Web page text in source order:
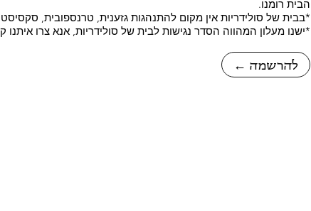
← להרשמה
הבית רומנו.
*בבית של סולידריות אין מקום להתנהגות גזענית, טרנספובית,
*ישנו מעלון המהווה הסדר נגישות לבית של סולידריות, אנא צרו